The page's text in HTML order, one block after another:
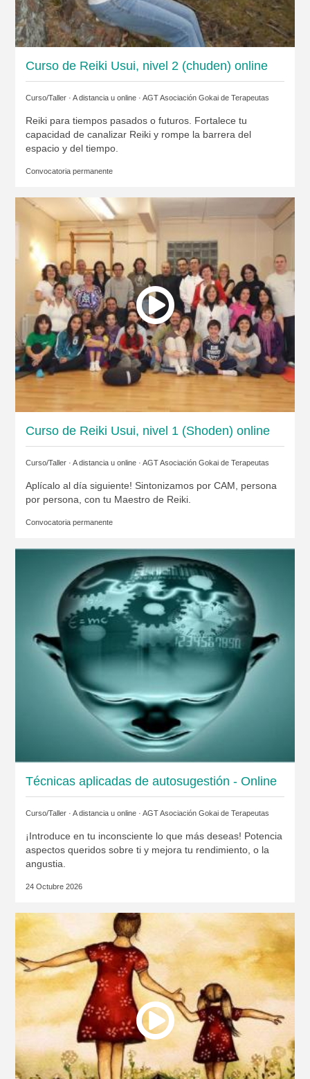
Curso de Reiki Usui, nivel 2 (chuden) online
Curso/Taller · A distancia u online · AGT Asociación Gokai de Terapeutas
Reiki para tiempos pasados o futuros. Fortalece tu
capacidad de canalizar Reiki y rompe la barrera del
espacio y del tiempo.
Convocatoria permanente
Curso de Reiki Usui, nivel 1 (Shoden) online
Curso/Taller · A distancia u online · AGT Asociación Gokai de Terapeutas
Aplícalo al día siguiente! Sintonizamos por CAM, persona
por persona, con tu Maestro de Reiki.
Convocatoria permanente
Técnicas aplicadas de autosugestión - Online
Curso/Taller · A distancia u online · AGT Asociación Gokai de Terapeutas
¡Introduce en tu inconsciente lo que más deseas! Potencia
aspectos queridos sobre ti y mejora tu rendimiento, o la
angustia.
24 Octubre 2026